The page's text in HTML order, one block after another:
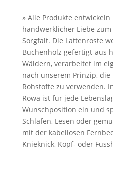
» Alle Produkte
handwerklicher Liebe
Sorgfalt. Die Lattenroste
Buchenholz gefertigt-aus
Wäldern, verarbeitet im
nach unserem Prinzip,
Rohstoffe zu verwenden.
Röwa ist für jede
Wunschposition ein und
Schlafen, Lesen oder
mit der kabellosen
Knieknick, Kopf- oder